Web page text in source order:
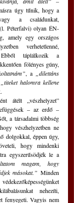
úgy tűnik, hogy a
a családunkat,
Péterfalvi) olyan ÉN-
amely egy országos
verhetetlenné,
Ebből táplálkozik a
fölényes gúny,
, a
„dilettáns
„titeket halomra kellene
– az erdő –
a társadalmi többség
vészhelyzetben ne
dolgokkal, éppen úgy,
hogy mindenki
egyszerűsödjék le a
magam, hogy
másokat.” Minden
nehezíti,
fenyegeti. Vagyis nem